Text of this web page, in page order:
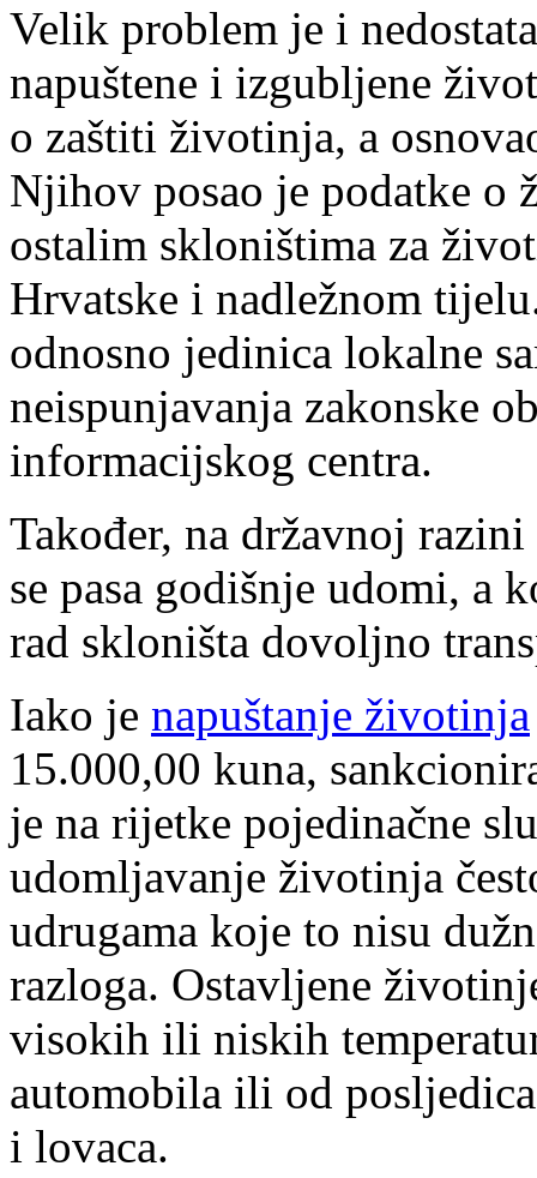
Velik problem je i
napuštene i izgubljene
o zaštiti životinja, a
Njihov posao je podatke o
ostalim skloništima za
Hrvatske i nadležnom
odnosno jedinica lokalne
neispunjavanja zakonske
informacijskog centra.
Također, na državnoj
se pasa godišnje udomi, a
rad skloništa dovoljno
Iako je napuštanje životinja
15.000,00 kuna,
je na rijetke pojedinačne
udomljavanje životinja
udrugama koje to nisu
razloga. Ostavljene
visokih ili niskih
automobila ili od
i lovaca.